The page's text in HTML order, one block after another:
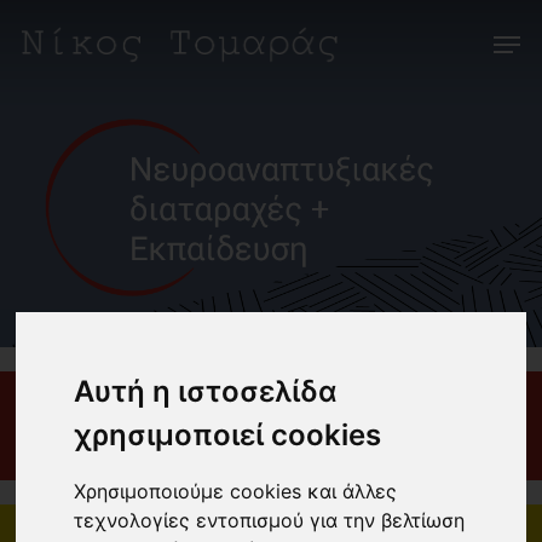
Αυτή η ιστοσελίδα
χρησιμοποιεί cookies
Χρησιμοποιούμε cookies και άλλες
τεχνολογίες εντοπισμού για την βελτίωση
Νευροαναπτυξιακές διαταραχές